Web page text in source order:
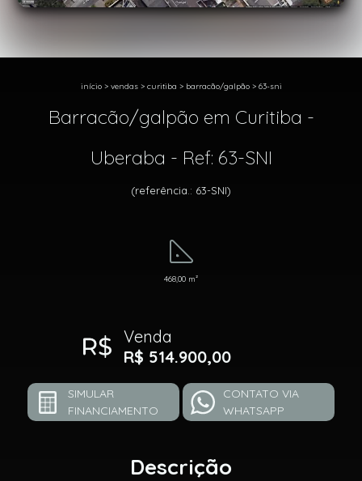
início> vendas> curitiba > barracão/galpão> 63-sni
Barracão/galpão em Curitiba -
Uberaba - Ref: 63-SNI
(referência.: 63-SNI)
468,00 m²
Venda
R$ 514.900,00
SIMULAR
FINANCIAMENTO
CONTATO VIA
WHATSAPP
Descrição